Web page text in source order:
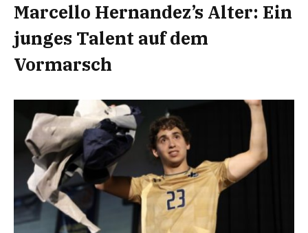
Marcello Hernandez’s Alter: Ein
junges Talent auf dem
Vormarsch